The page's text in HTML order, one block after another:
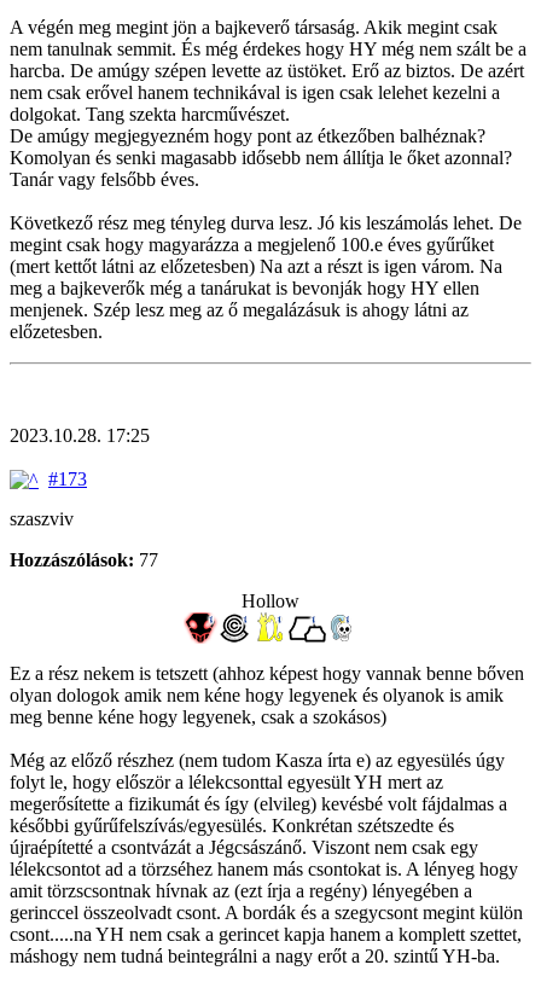
A végén meg megint jön a bajkeverő társaság. Akik megint csak
nem tanulnak semmit. És még érdekes hogy HY még nem szált be a
harcba. De amúgy szépen levette az üstöket. Erő az biztos. De azért
nem csak erővel hanem technikával is igen csak lelehet kezelni a
dolgokat. Tang szekta harcművészet.
De amúgy megjegyezném hogy pont az étkezőben balhéznak?
Komolyan és senki magasabb idősebb nem állítja le őket azonnal?
Tanár vagy felsőbb éves.
Következő rész meg tényleg durva lesz. Jó kis leszámolás lehet. De
megint csak hogy magyarázza a megjelenő 100.e éves gyűrűket
(mert kettőt látni az előzetesben) Na azt a részt is igen várom. Na
meg a bajkeverők még a tanárukat is bevonják hogy HY ellen
menjenek. Szép lesz meg az ő megalázásuk is ahogy látni az
előzetesben.
2023.10.28. 17:25
#173
szaszviv
Hozzászólások: 77
Hollow
Ez a rész nekem is tetszett (ahhoz képest hogy vannak benne bőven
olyan dologok amik nem kéne hogy legyenek és olyanok is amik
meg benne kéne hogy legyenek, csak a szokásos)
Még az előző részhez (nem tudom Kasza írta e) az egyesülés úgy
folyt le, hogy először a lélekcsonttal egyesült YH mert az
megerősítette a fizikumát és így (elvileg) kevésbé volt fájdalmas a
későbbi gyűrűfelszívás/egyesülés. Konkrétan szétszedte és
újraépítetté a csontvázát a Jégcsászánő. Viszont nem csak egy
lélekcsontot ad a törzséhez hanem más csontokat is. A lényeg hogy
amit törzscsontnak hívnak az (ezt írja a regény) lényegében a
gerinccel összeolvadt csont. A bordák és a szegycsont megint külön
csont.....na YH nem csak a gerincet kapja hanem a komplett szettet,
máshogy nem tudná beintegrálni a nagy erőt a 20. szintű YH-ba.